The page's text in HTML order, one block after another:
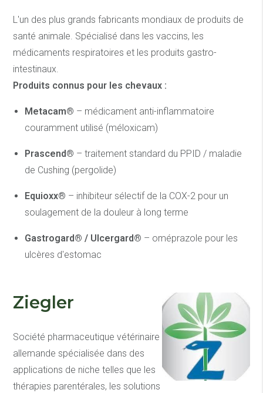
L'un des plus grands fabricants mondiaux de produits de
santé animale. Spécialisé dans les vaccins, les
médicaments respiratoires et les produits gastro-
intestinaux.
Produits connus pour les chevaux :
Metacam® – médicament anti-inflammatoire
couramment utilisé (méloxicam)
Prascend® – traitement standard du PPID / maladie
de Cushing (pergolide)
Equioxx® – inhibiteur sélectif de la COX-2 pour un
soulagement de la douleur à long terme
Gastrogard® / Ulcergard® – oméprazole pour les
ulcères d'estomac
Ziegler
Société pharmaceutique vétérinaire
allemande spécialisée dans des
applications de niche telles que les
thérapies parentérales, les solutions